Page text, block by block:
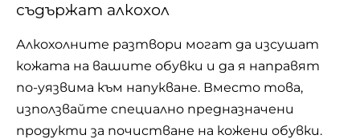
съдържат алкохол
Алкохолните разтвори могат да изсушат
кожата на вашите обувки и да я направят
по-уязвима към напукване. Вместо това,
използвайте специално предназначени
продукти за почистване на кожени обувки.